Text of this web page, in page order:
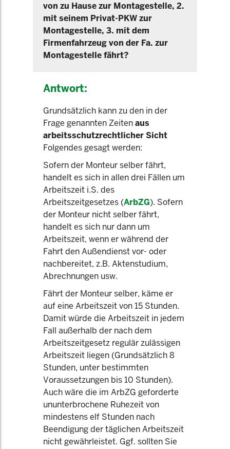
von zu Hause zur Montagestelle, 2.
mit seinem Privat-PKW zur
Montagestelle, 3. mit dem
Firmenfahrzeug von der Fa. zur
Montagestelle fährt?
Antwort:
Grundsätzlich kann zu den in der
Frage genannten Zeitenaus
arbeitsschutzrechtlicher Sicht
Folgendes gesagt werden:
Sofern der Monteur selber fährt,
handelt es sich in allen drei Fällen um
Arbeitszeit i.S. des
Arbeitszeitgesetzes (ArbZG). Sofern
der Monteur nicht selber fährt,
handelt es sich nur dann um
Arbeitszeit, wenn er während der
Fahrt den Außendienst vor- oder
nachbereitet, z.B. Aktenstudium,
Abrechnungen usw.
Fährt der Monteur selber, käme er
auf eine Arbeitszeit von 15 Stunden.
Damit würde die Arbeitszeit in jedem
Fall außerhalb der nach dem
Arbeitszeitgesetz regulär zulässigen
Arbeitszeit liegen (Grundsätzlich 8
Stunden, unter bestimmten
Voraussetzungen bis 10 Stunden).
Auch wäre die im ArbZG geforderte
ununterbrochene Ruhezeit von
mindestens elf Stunden nach
Beendigung der täglichen Arbeitszeit
nicht gewährleistet. Ggf. sollten Sie